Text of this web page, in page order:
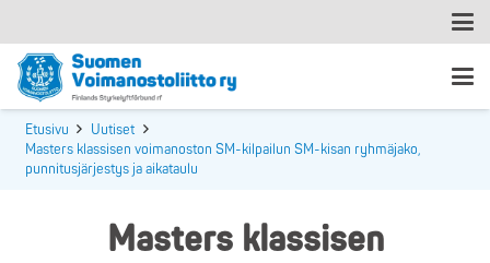
Etusivu
Uutiset
Masters klassisen voimanoston SM-kilpailun SM-kisan ryhmäjako,
punnitusjärjestys ja aikataulu
Masters klassisen